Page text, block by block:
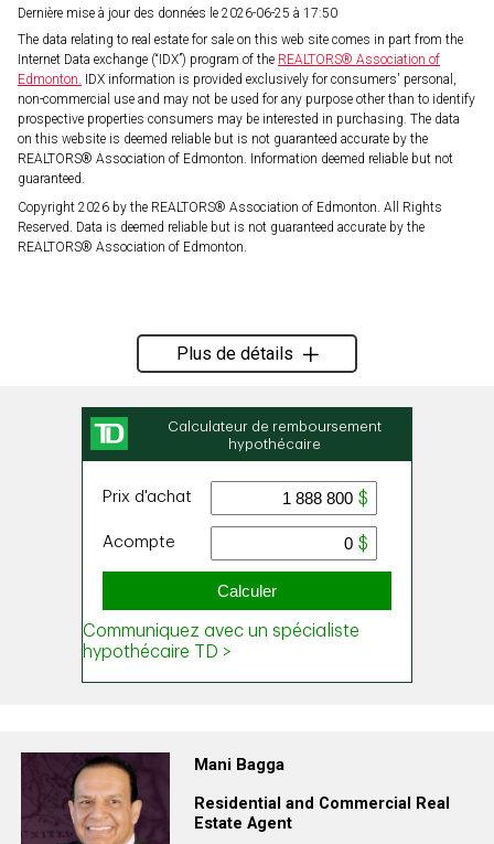
Dernière mise à jour des données le 2026-06-25 à 17:50
The data relating to real estate for sale on this web site comes in part from the
Internet Data exchange (“IDX”) program of the REALTORS® Association of
Edmonton. IDX information is provided exclusively for consumers' personal,
non-commercial use and may not be used for any purpose other than to identify
prospective properties consumers may be interested in purchasing. The data
on this website is deemed reliable but is not guaranteed accurate by the
REALTORS® Association of Edmonton. Information deemed reliable but not
guaranteed.
Copyright 2026 by the REALTORS® Association of Edmonton. All Rights
Reserved. Data is deemed reliable but is not guaranteed accurate by the
REALTORS® Association of Edmonton.
Plus de détails
Mani Bagga
Residential and Commercial Real
Estate Agent